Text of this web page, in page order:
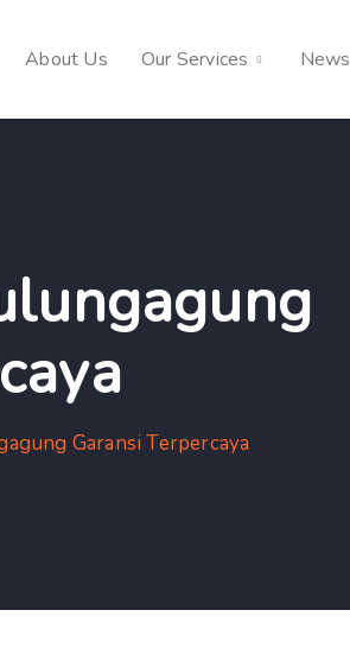
About Us Our Services News
Garansi Terpercaya